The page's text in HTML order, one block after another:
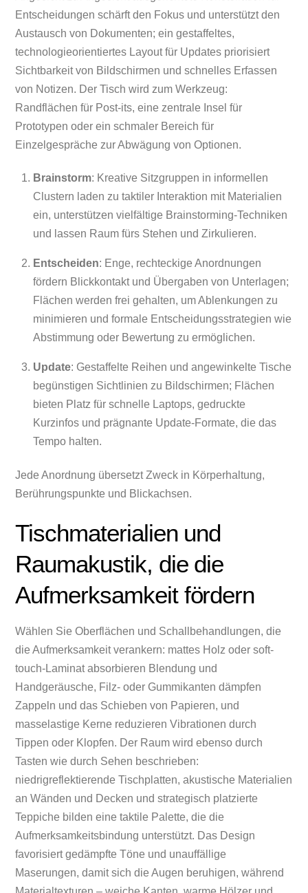
Entscheidungen schärft den Fokus und unterstützt den
Austausch von Dokumenten; ein gestaffeltes,
technologieorientiertes Layout für Updates priorisiert
Sichtbarkeit von Bildschirmen und schnelles Erfassen
von Notizen. Der Tisch wird zum Werkzeug:
Randflächen für Post-its, eine zentrale Insel für
Prototypen oder ein schmaler Bereich für
Einzelgespräche zur Abwägung von Optionen.
Brainstorm: Kreative Sitzgruppen in informellen
Clustern laden zu taktiler Interaktion mit Materialien
ein, unterstützen vielfältige Brainstorming-Techniken
und lassen Raum fürs Stehen und Zirkulieren.
Entscheiden: Enge, rechteckige Anordnungen
fördern Blickkontakt und Übergaben von Unterlagen;
Flächen werden frei gehalten, um Ablenkungen zu
minimieren und formale Entscheidungsstrategien wie
Abstimmung oder Bewertung zu ermöglichen.
Update: Gestaffelte Reihen und angewinkelte Tische
begünstigen Sichtlinien zu Bildschirmen; Flächen
bieten Platz für schnelle Laptops, gedruckte
Kurzinfos und prägnante Update-Formate, die das
Tempo halten.
Jede Anordnung übersetzt Zweck in Körperhaltung,
Berührungspunkte und Blickachsen.
Tischmaterialien und
Raumakustik, die die
Aufmerksamkeit fördern
Wählen Sie Oberflächen und Schallbehandlungen, die
die Aufmerksamkeit verankern: mattes Holz oder soft-
touch-Laminat absorbieren Blendung und
Handgeräusche, Filz- oder Gummikanten dämpfen
Zappeln und das Schieben von Papieren, und
masselastige Kerne reduzieren Vibrationen durch
Tippen oder Klopfen. Der Raum wird ebenso durch
Tasten wie durch Sehen beschrieben:
niedrigreflektierende Tischplatten, akustische Materialien
an Wänden und Decken und strategisch platzierte
Teppiche bilden eine taktile Palette, die die
Aufmerksamkeitsbindung unterstützt. Das Design
favorisiert gedämpfte Töne und unauffällige
Maserungen, damit sich die Augen beruhigen, während